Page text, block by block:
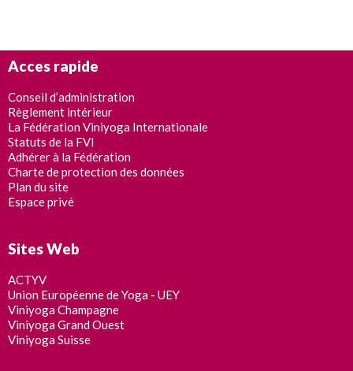
Acces rapide
Conseil d’administration
Règlement intérieur
La Fédération Viniyoga Internationale
Statuts de la FVI
Adhérer à la Fédération
Charte de protection des données
Plan du site
Espace privé
Sites Web
ACTYV
Union Européenne de Yoga - UEY
Viniyoga Champagne
Viniyoga Grand Ouest
Viniyoga Suisse